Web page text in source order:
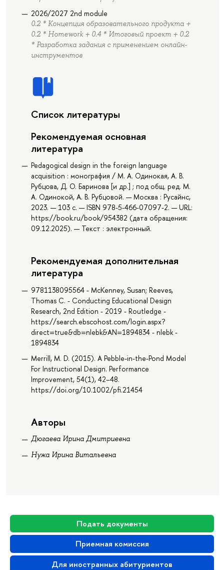
Подать документы
Приемная комиссия
Для иностранных абитуриентов
2026/2027 2nd module
0.2 * Концепция образовательного продукта +
0.2 * Homework + 0.4 * Итоговый проект + 0.2
* Разработка задания с применением онлайн-
инструментов
Список литературы
Рекомендуемая основная
литература
Pedagogical design in the foreign language
acquisition : монография / М. А. Одинокая, А. В.
Рубцова, Д. О. Баринова [и др.] ; под общ. ред. М.
А. Одинокой, А. В. Рубцовой. — Москва : Русайнс,
2023. — 103 с. — ISBN 978-5-466-07097-2. — URL:
https://book.ru/book/954382 (дата обращения:
09.12.2025). — Текст : электронный.
Рекомендуемая дополнительная
литература
9781138095564 - McKenney, Susan; Reeves,
Thomas C. - Conducting Educational Design
Research, 2nd Edition - 2019 - Routledge -
https://search.ebscohost.com/login.aspx?
direct=true&db=nlebk&AN=1894834 - nlebk -
1894834
Merrill, M. D. (2015). A Pebble-in-the-Pond Model
For Instructional Design. Performance
Improvement, 54(1), 42–48.
https://doi.org/10.1002/pfi.21454
Авторы
Дюгаева Ирина Дмитриевна
Нужа Ирина Витальевна